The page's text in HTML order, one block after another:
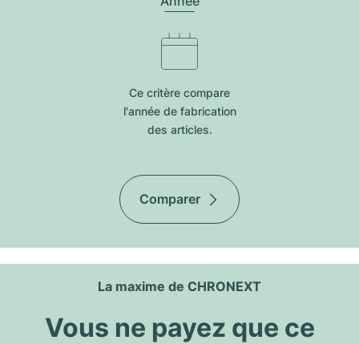
Ce critère compare
l'année de fabrication
des articles.
Comparer
La maxime de CHRONEXT
Vous ne payez que ce